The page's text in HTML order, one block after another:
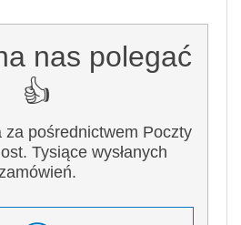
nas polegać
👍
za pośrednictwem Poczty
Tysiące wysłanych